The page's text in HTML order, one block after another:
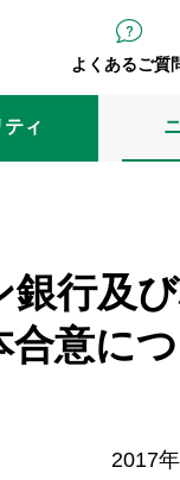
よくあるご質
ィ
銀行及
合意に
2017